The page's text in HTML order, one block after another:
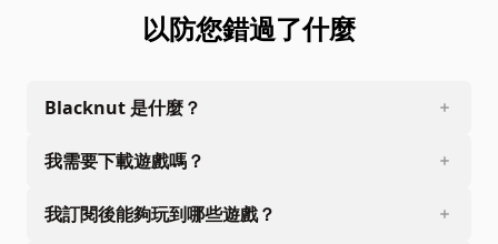
以防您錯過了什麼
Blacknut 是什麼？
我需要下載遊戲嗎？
我訂閱後能夠玩到哪些遊戲？